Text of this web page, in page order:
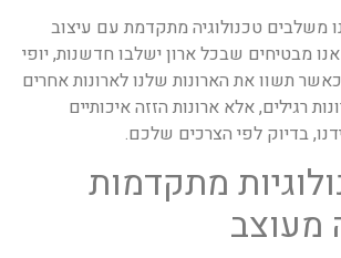
משלבים טכנולוגיה מתקדמת עם עיצוב
מבטיחים שבכל ארון ישלבו חדשנות, יופי
תשוו את הארונות שלנו לארונות אחרים
רגילים, אלא ארונות הזזה איכותיים
בדיוק לפי הצרכים שלכם.
מתקדמות
מעוצב